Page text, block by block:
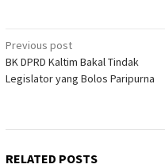
Post
navigation
Previous post
BK DPRD Kaltim Bakal Tindak
Legislator yang Bolos Paripurna
RELATED POSTS